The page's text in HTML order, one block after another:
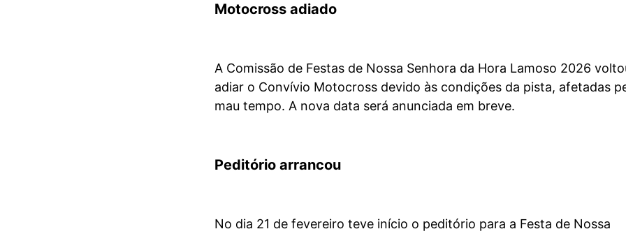
Motocross adiado
A Comissão de Festas de Nossa Senhora da Hora Lamoso 2026
adiar o Convívio Motocross devido às condições da pista, afetadas
mau tempo. A nova data será anunciada em breve.
Peditório arrancou
No dia 21 de fevereiro teve início o peditório para a Festa de Nossa